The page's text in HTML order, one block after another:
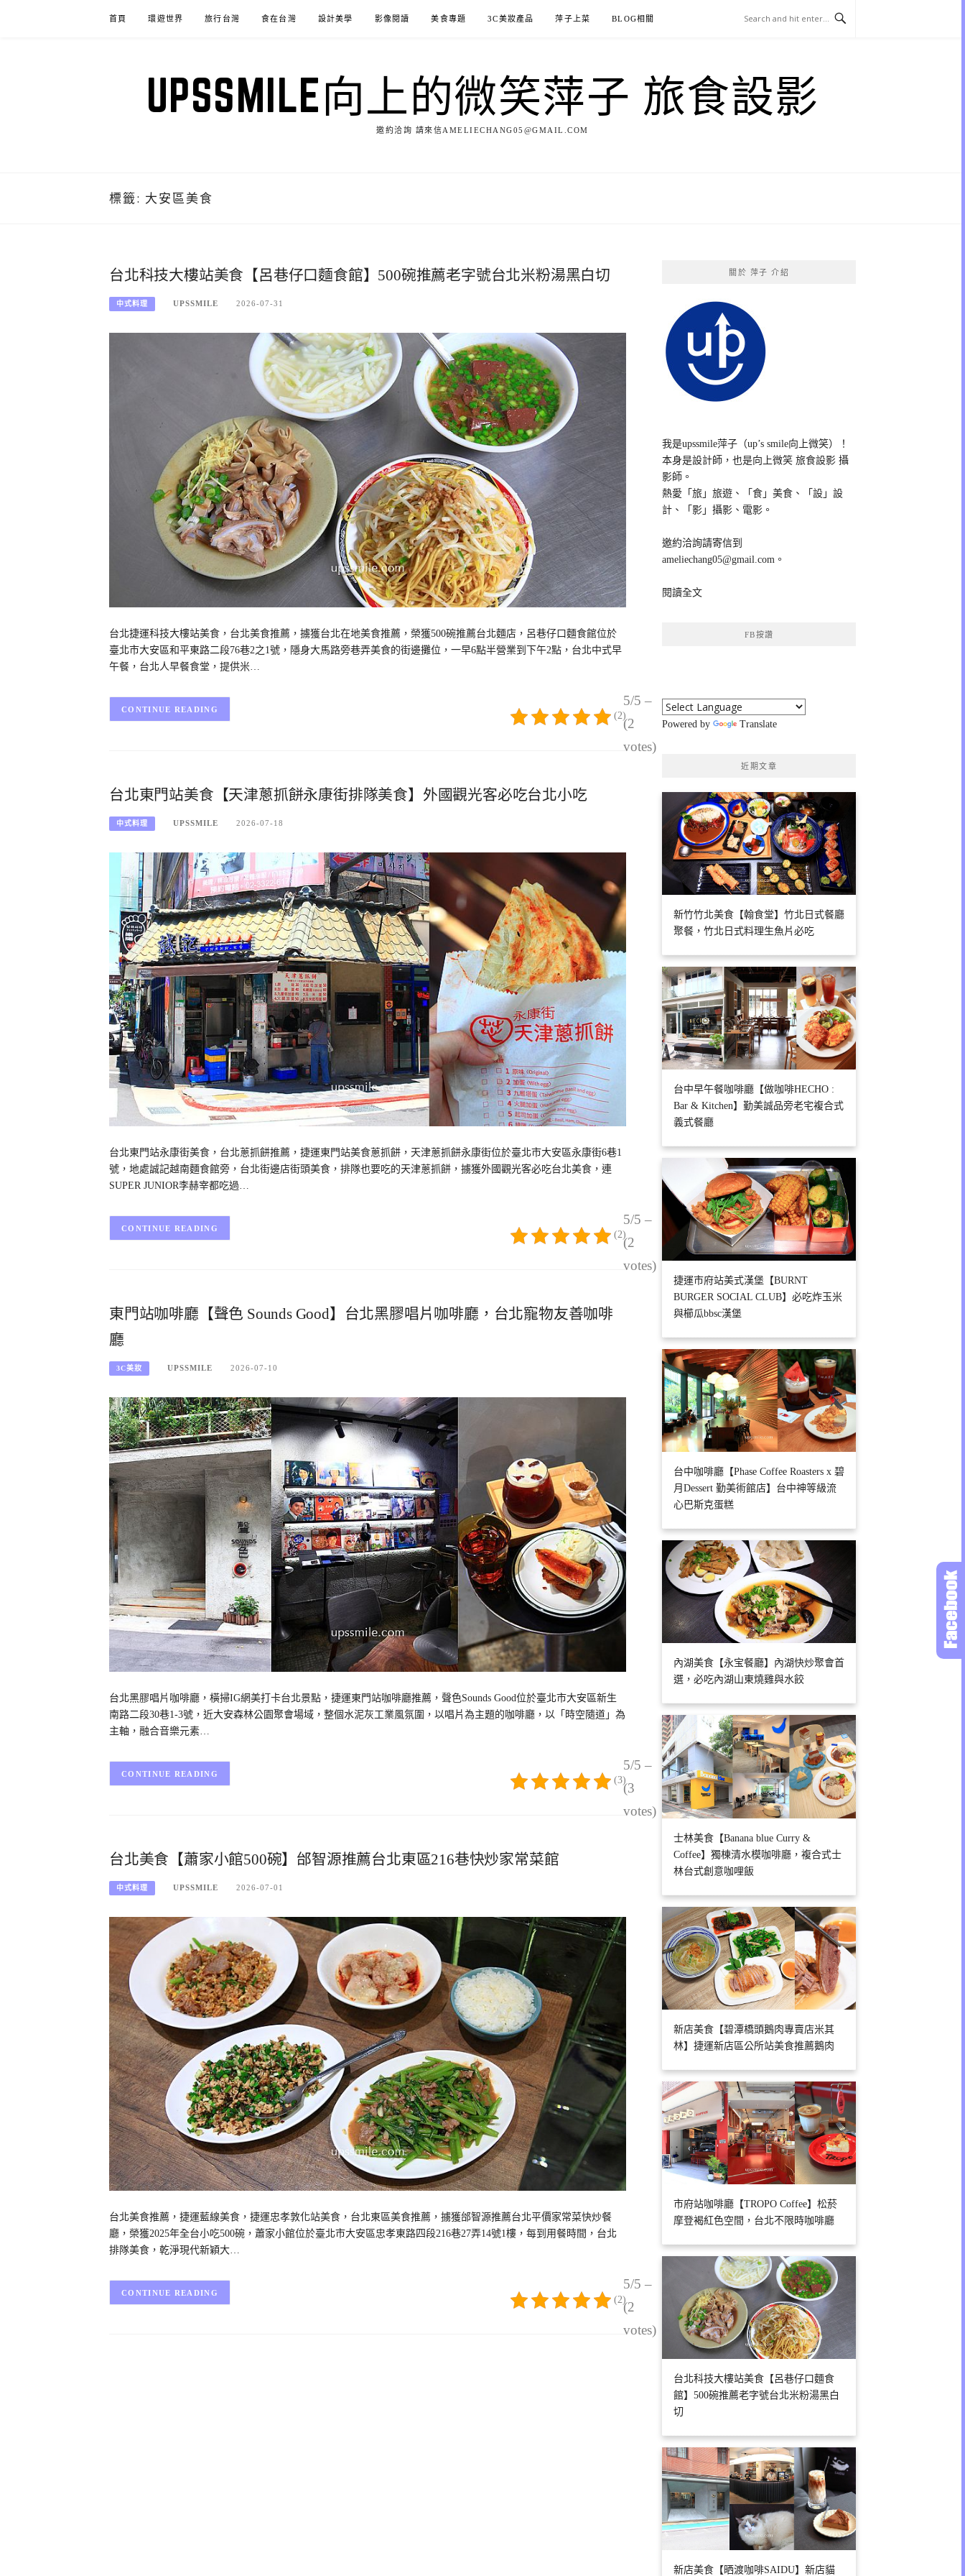
首頁 環遊世界 旅行台灣 食在台灣 設計美學 影像閱讀 美食專題 3C美妝產品 萍子上菜 BLOG相關
UPSSMILE向上的微笑萍子 旅食設影
邀約洽詢 請來信AMELIECHANG05@GMAIL.COM
標籤: 大安區美食
台北科技大樓站美食【呂巷仔口麵食館】500碗推薦老字號台北米粉湯黑白切
中式料理 UPSSMILE 2026-07-31
台北捷運科技大樓站美食，台北美食推薦，擄獲台北在地美食推薦，榮獲500碗推薦台北麵店，呂巷仔口麵食館位於
臺北市大安區和平東路二段76巷2之1號，隱身大馬路旁巷弄美食的街邊攤位，一早6點半營業到下午2點，台北中式早
午餐，台北人早餐食堂，提供米…
5/5 –
(2
votes)
(2)
CONTINUE READING
台北東門站美食【天津蔥抓餅永康街排隊美食】外國觀光客必吃台北小吃
中式料理 UPSSMILE 2026-07-18
台北東門站永康街美食，台北蔥抓餅推薦，捷運東門站美食蔥抓餅，天津蔥抓餅永康街位於臺北市大安區永康街6巷1
號，地處誠記越南麵食館旁，台北街邊店街頭美食，排隊也要吃的天津蔥抓餅，擄獲外國觀光客必吃台北美食，連
SUPER JUNIOR李赫宰都吃過…
5/5 –
(2
votes)
(2)
CONTINUE READING
東門站咖啡廳【聲色 Sounds Good】台北黑膠唱片咖啡廳，台北寵物友善咖啡
廳
3C美妝 UPSSMILE 2026-07-10
台北黑膠唱片咖啡廳，橫掃IG網美打卡台北景點，捷運東門站咖啡廳推薦，聲色Sounds Good位於臺北市大安區新生
南路二段30巷1-3號，近大安森林公園聚會場域，整個水泥灰工業風氛圍，以唱片為主題的咖啡廳，以「時空隨道」為
主軸，融合音樂元素…
5/5 –
(3
votes)
(3)
CONTINUE READING
台北美食【蕭家小館500碗】邰智源推薦台北東區216巷快炒家常菜館
中式料理 UPSSMILE 2026-07-01
台北美食推薦，捷運藍線美食，捷運忠孝敦化站美食，台北東區美食推薦，擄獲邰智源推薦台北平價家常菜快炒餐
廳，榮獲2025年全台小吃500碗，蕭家小館位於臺北市大安區忠孝東路四段216巷27弄14號1樓，每到用餐時間，台北
排隊美食，乾淨現代新穎大…
5/5 –
(2
votes)
(2)
CONTINUE READING
關於 萍子 介紹
我是upssmile萍子（up’s smile向上微笑）！
本身是設計師，也是向上微笑 旅食設影 攝
影師。
熱愛「旅」旅遊、「食」美食、「設」設
計、「影」攝影、電影。
邀約洽詢請寄信到
ameliechang05@gmail.com。
閱讀全文
FB按讚
Powered by Translate
近期文章
新竹竹北美食【翰食堂】竹北日式餐廳
聚餐，竹北日式料理生魚片必吃
台中早午餐咖啡廳【做咖啡HECHO :
Bar & Kitchen】勤美誠品旁老宅複合式
義式餐廳
捷運市府站美式漢堡【BURNT
BURGER SOCIAL CLUB】必吃炸玉米
與櫛瓜bbsc漢堡
台中咖啡廳【Phase Coffee Roasters x 碧
月Dessert 勤美術館店】台中神等級流
心巴斯克蛋糕
內湖美食【永宝餐廳】內湖快炒聚會首
選，必吃內湖山東燒雞與水餃
士林美食【Banana blue Curry &
Coffee】獨棟清水模咖啡廳，複合式士
林台式創意咖哩飯
新店美食【碧潭橋頭鵝肉專賣店米其
林】捷運新店區公所站美食推薦鵝肉
市府站咖啡廳【TROPO Coffee】松菸
摩登褐紅色空間，台北不限時咖啡廳
台北科技大樓站美食【呂巷仔口麵食
館】500碗推薦老字號台北米粉湯黑白
切
新店美食【晒渡咖啡SAIDU】新店貓